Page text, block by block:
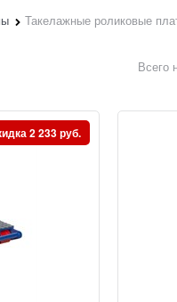
Такелажные роликовые
Всего
2 233 руб.